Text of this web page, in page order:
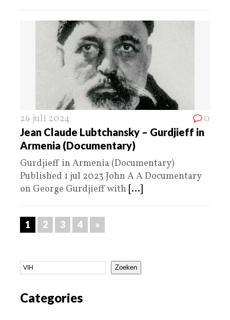
26 juli 2024 0
Jean Claude Lubtchansky – Gurdjieff in
Armenia (Documentary)
Gurdjieff in Armenia (Documentary)
Published 1 jul 2023 John A A Documentary
on George Gurdjieff with [...]
1 2 3 4 »
Zoeken
Categories